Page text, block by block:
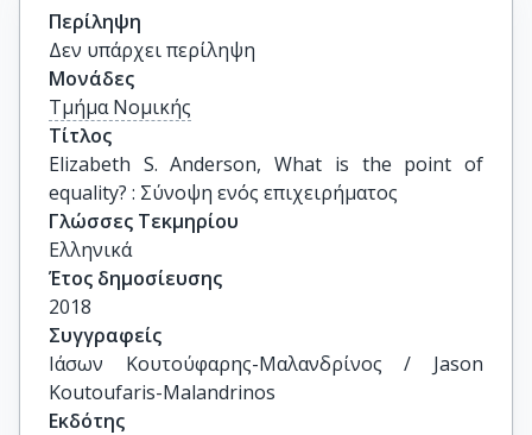
Περίληψη
Δεν υπάρχει περίληψη
Μονάδες
Τμήμα Νομικής
Τίτλος
Elizabeth S. Anderson, What is the point of
equality? : Σύνοψη ενός επιχειρήματος
Γλώσσες Τεκμηρίου
Ελληνικά
Έτος δημοσίευσης
2018
Συγγραφείς
Ιάσων Κουτούφαρης-Μαλανδρίνος / Jason
Koutoufaris-Malandrinos
Εκδότης